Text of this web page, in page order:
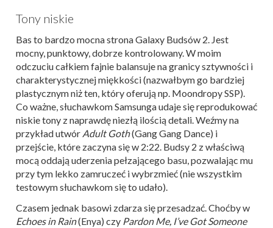
Tony niskie
Bas to bardzo mocna strona Galaxy Budsów 2. Jest
mocny, punktowy, dobrze kontrolowany. W moim
odczuciu całkiem fajnie balansuje na granicy sztywności i
charakterystycznej miękkości (nazwałbym go bardziej
plastycznym niż ten, który oferują np. Moondropy SSP).
Co ważne, słuchawkom Samsunga udaje się reprodukować
niskie tony z naprawdę niezłą ilością detali. Weźmy na
przykład utwór Adult Goth(Gang Gang Dance) i
przejście, które zaczyna się w 2:22. Budsy 2 z właściwą
mocą oddają uderzenia pełzającego basu, pozwalając mu
przy tym lekko zamruczeć i wybrzmieć (nie wszystkim
testowym słuchawkom się to udało).
Czasem jednak basowi zdarza się przesadzać. Choćby w
Echoes in Rain(Enya) czy Pardon Me, I’ve Got Someone